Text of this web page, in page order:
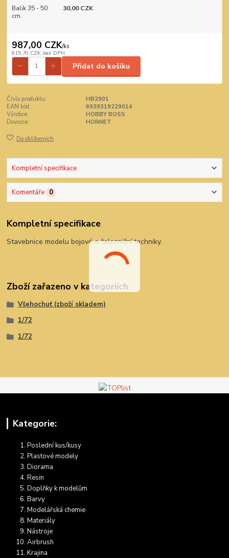
Balik 35 - 50
cm.
30,00 CZK
987,00 CZK/ks
815,70 CZK bez DPH
Přidat do košíku
Číslo produktu:
HB2901
EAN kód:
6939319229014
Výrobce:
HOBBY BOSS
Dovozce:
HORNET
Do oblíbených
Kompletní specifikace
Komentáře 0
Kompletní specifikace
Stavebnice modelu bojové a železniční techniky.
Zboží zařazeno v kategoriích
Všehochuť (zboží skladem)
1/72
1/72
Kategorie:
Poslední kus/kusy
Plastové modely
Diorama
Resin
Doplňky k modelům
Barvy
Modelářská chemie
Materiály
Nástroje
Airbrush
Krajina